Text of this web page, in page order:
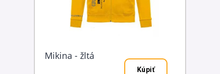
Mikina - žltá
Kúpiť